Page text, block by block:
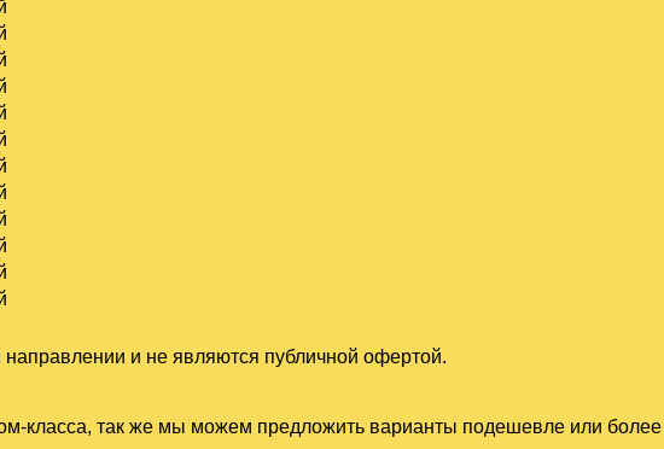
и не являются публичной офертой.
класса, так же мы можем предложить варианты подешевле или